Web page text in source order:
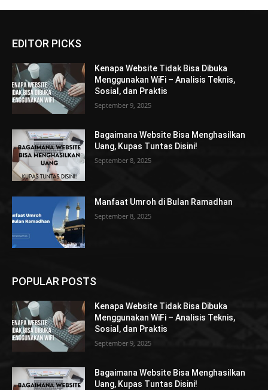
EDITOR PICKS
Kenapa Website Tidak Bisa Dibuka
Menggunakan WiFi – Analisis Teknis,
Sosial, dan Praktis
September 9, 2025
Bagaimana Website Bisa Menghasilkan
Uang, Kupas Tuntas Disini!
September 8, 2025
Manfaat Umroh di Bulan Ramadhan
September 8, 2025
POPULAR POSTS
Kenapa Website Tidak Bisa Dibuka
Menggunakan WiFi – Analisis Teknis,
Sosial, dan Praktis
September 9, 2025
Bagaimana Website Bisa Menghasilkan
Uang, Kupas Tuntas Disini!